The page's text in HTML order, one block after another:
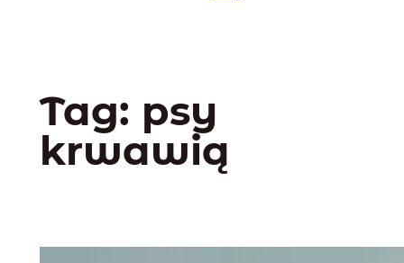
Tag: psy
krwawią